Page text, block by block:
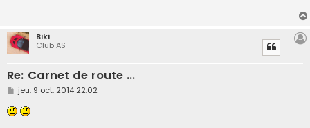
Biki
Club AS
Re: Carnet de route ...
M
e
s
s
jeu. 9 oct. 2014 22:02